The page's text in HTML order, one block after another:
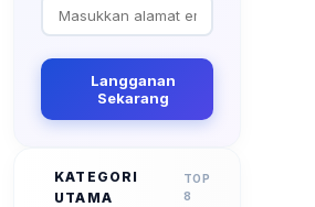
Langganan
Sekarang
KATEGORI
UTAMA
TOP
8